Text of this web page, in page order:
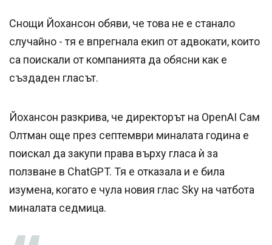
Снощи Йохансон обяви, че това не е станало
случайно - тя е впрегнала екип от адвокати, които
са поискали от компанията да обясни как е
създаден гласът.
Йохансон разкрива, че директорът на OpenAI Сам
Олтман още през септември миналата година е
поискал да закупи права върху гласа ѝ за
ползване в ChatGPT. Тя е отказала и е била
изумена, когато е чула новия глас Sky на чатбота
миналата седмица.